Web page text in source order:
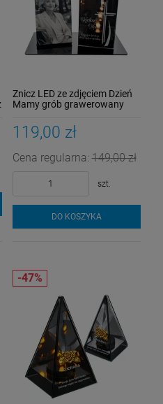
Znicz LED ze zdjęciem Dzień
Mamy grób grawerowany
119,00 zł
Cena regularna:149,00 zł
szt.
DO KOSZYKA